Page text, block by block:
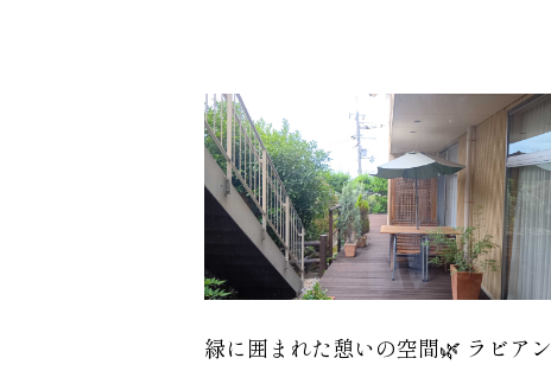
緑に囲まれた憩いの空間🌿 ラビアン